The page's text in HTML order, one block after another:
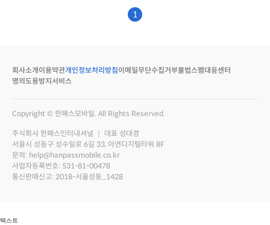
1
회사소개이용약관개인정보처리방침이메일무단수집거부불법스팸대응센터
명의도용방지서비스
Copyright © 한패스모바일. All Rights Reserved.
주식회사 한패스인터내셔널 ｜ 대표 성대경
서울시 성동구 성수일로 6길 33, 아연디지털타워 8F
문의: help@hanpassmobile.co.kr
사업자등록번호: 531-81-00478
통신판매신고: 2018-서울성동_1428
스트